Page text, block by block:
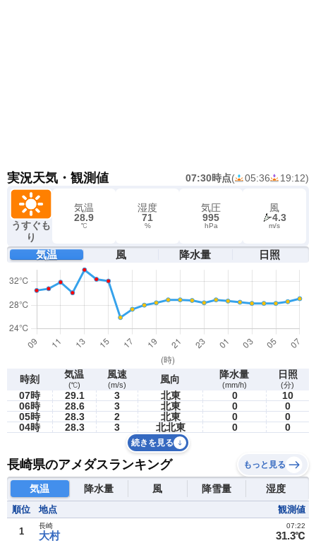
実況天気・観測値 07:30時点( 05:36 19:12)
うすぐも
り
気温
28.9
℃
湿度
71
%
気圧
995
hPa
風
4.3
m/s
気温 風 降水量 日照
時刻 気温
(℃)
風速
(m/s) 風向 降水量
(mm/h)
日照
(分)
07時 29.1 3 北東 0
10
06時
28.6 3 北東 0
0
05時
28.3 2 北東 0
0
04時
28.3 3 北北東 0 0
続きを見る
長崎県のアメダスランキング もっと見る
気温 降水量 風 降雪量 湿度
順位 地点 観測値
1 大村
長崎
31.3℃
07:22